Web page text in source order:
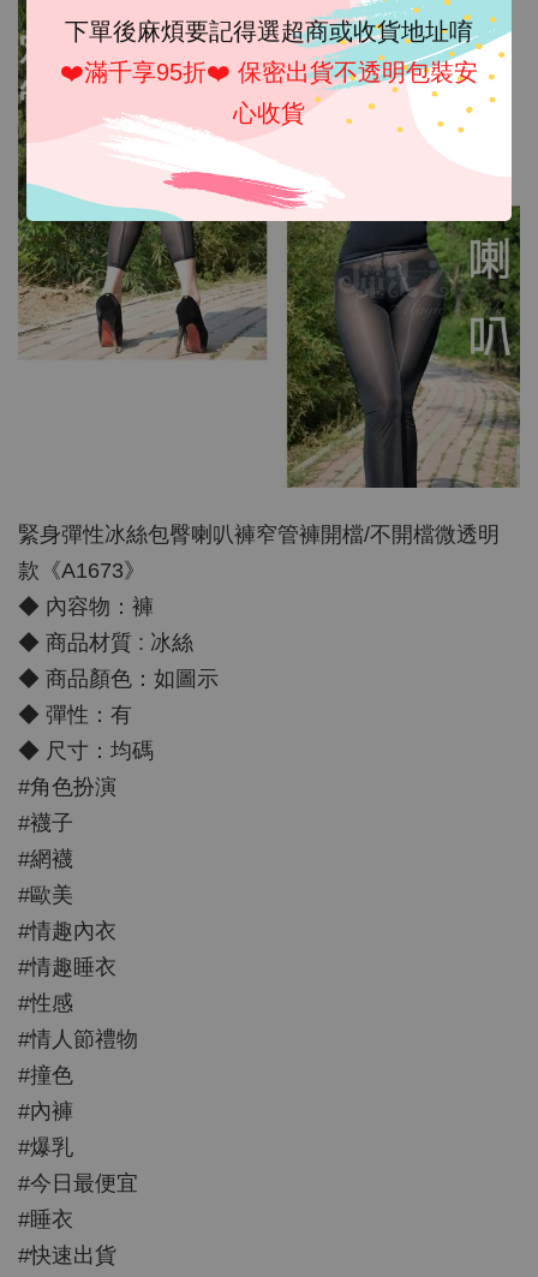
下單後麻煩要記得選超商或收貨地址唷
❤️滿千享95折❤️ 保密出貨不透明包裝安
心收貨
緊身彈性冰絲包臀喇叭褲窄管褲開檔/不開檔微透明
款《A1673》
◆ 內容物：褲
◆ 商品材質 : 冰絲
◆ 商品顏色：如圖示
◆ 彈性：有
◆ 尺寸：均碼
#角色扮演
#襪子
#網襪
#歐美
#情趣內衣
#情趣睡衣
#性感
#情人節禮物
#撞色
#內褲
#爆乳
#今日最便宜
#睡衣
#快速出貨